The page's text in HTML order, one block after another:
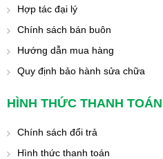
Hợp tác đại lý
Chính sách bán buôn
Hướng dẫn mua hàng
Quy định bảo hành sửa chữa
HÌNH THỨC THANH TOÁN
Chính sách đổi trả
Hình thức thanh toán